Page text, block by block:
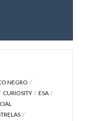
NEGRO
CURIOSITY
ESA